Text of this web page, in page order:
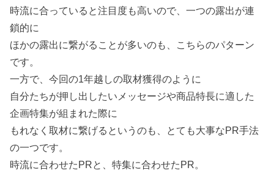
時流に合っていると注目度も高いので、一つの露出が連
鎖的に
ほかの露出に繋がることが多いのも、こちらのパターン
です。
一方で、今回の1年越しの取材獲得のように
自分たちが押し出したいメッセージや商品特長に適した
企画特集が組まれた際に
もれなく取材に繋げるというのも、とても大事なPR手法
の一つです。
時流に合わせたPRと、特集に合わせたPR。